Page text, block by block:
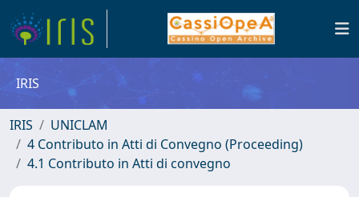
IRIS
IRIS
UNICLAM
4 Contributo in Atti di Convegno (Proceeding)
4.1 Contributo in Atti di convegno